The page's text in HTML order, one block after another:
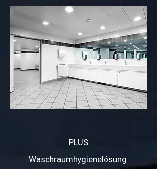
PLUS
Waschraumhygienelösung